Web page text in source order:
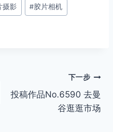
摄影 #胶片相机
下一步
投稿作品No.6590 去曼
谷逛逛市场